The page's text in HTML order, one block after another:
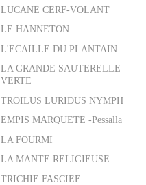
LUCANE CERF-VOLANT
LE HANNETON
L'ECAILLE DU PLANTAIN
LA GRANDE SAUTERELLE
VERTE
TROILUS LURIDUS NYMPH
EMPIS MARQUETE -Pessalla
LA FOURMI
LA MANTE RELIGIEUSE
TRICHIE FASCIEE